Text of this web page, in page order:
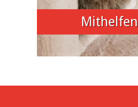
Mithelfen